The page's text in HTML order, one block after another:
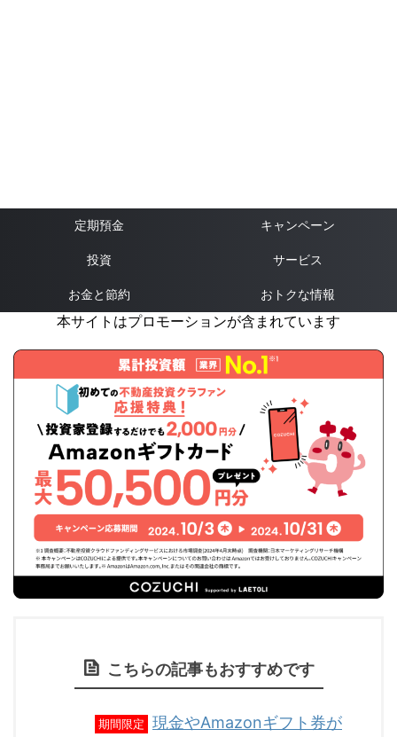
定期預金 キャンペーン
投資 サービス
お金と節約 おトクな情報
本サイトはプロモーションが含まれています
こちらの記事もおすすめです
期間限定
現金やAmazonギフト券が